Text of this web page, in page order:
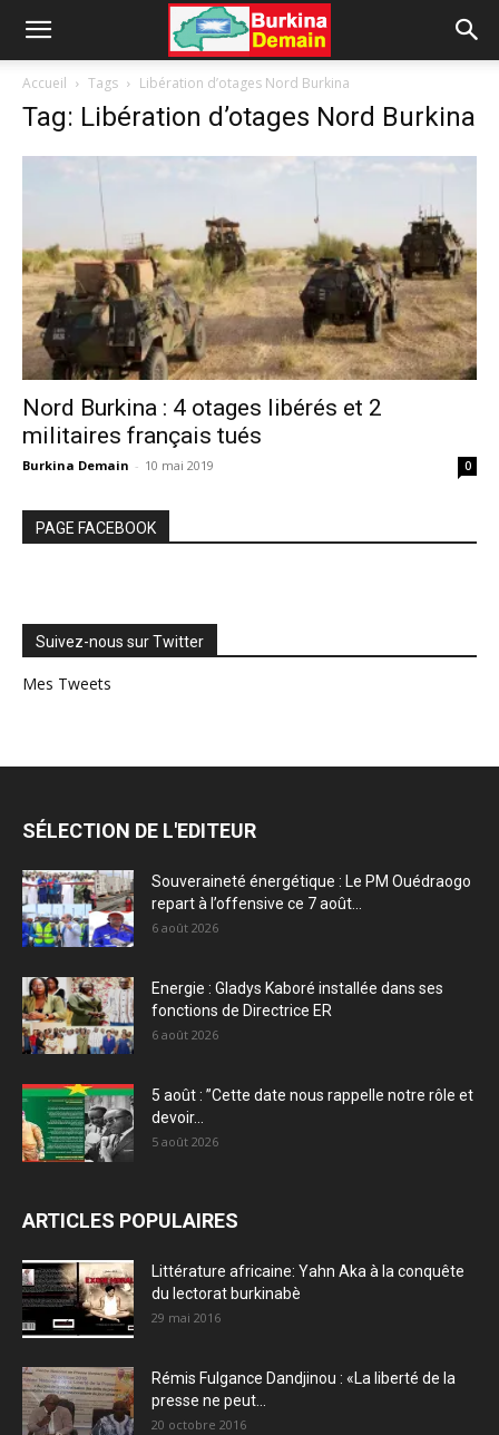
Accueil Tags Libération d’otages Nord Burkina
Tag: Libération d’otages Nord Burkina
Nord Burkina : 4 otages libérés et 2
militaires français tués
Burkina Demain - 10 mai 2019 0
PAGE FACEBOOK
Suivez-nous sur Twitter
Mes Tweets
SÉLECTION DE L'EDITEUR
Souveraineté énergétique : Le PM Ouédraogo
repart à l’offensive ce 7 août...
6 août 2026
Energie : Gladys Kaboré installée dans ses
fonctions de Directrice ER
6 août 2026
5 août : ”Cette date nous rappelle notre rôle et
devoir...
5 août 2026
ARTICLES POPULAIRES
Littérature africaine: Yahn Aka à la conquête
du lectorat burkinabè
29 mai 2016
Rémis Fulgance Dandjinou : «La liberté de la
presse ne peut...
20 octobre 2016